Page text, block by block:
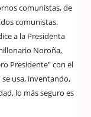
comunistas, de
comunistas.
a la Presidenta
Noroña,
Presidente” con el
usa, inventando,
lo más seguro es